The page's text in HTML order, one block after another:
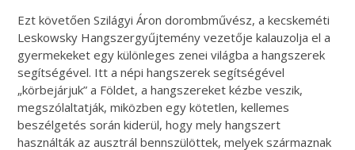
Ezt követően Szilágyi Áron dorombművész, a kecskeméti
Leskowsky Hangszergyűjtemény vezetője kalauzolja el a
gyermekeket egy különleges zenei világba a hangszerek
segítségével. Itt a népi hangszerek segítségével
„körbejárjuk” a Földet, a hangszereket kézbe veszik,
megszólaltatják, miközben egy kötetlen, kellemes
beszélgetés során kiderül, hogy mely hangszert
használták az ausztrál bennszülöttek, melyek származnak